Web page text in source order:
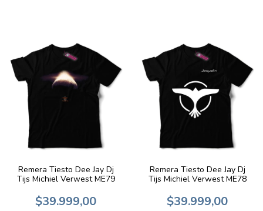
Remera Tiesto Dee Jay Dj
Tijs Michiel Verwest ME79
$39.999,00
Remera Tiesto Dee Jay Dj
Tijs Michiel Verwest ME78
$39.999,00